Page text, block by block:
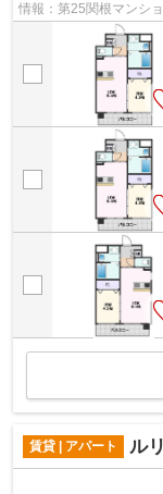
情報：第25関根マンシ
駅あり、行き先に応じ
賃貸 | アパート ル